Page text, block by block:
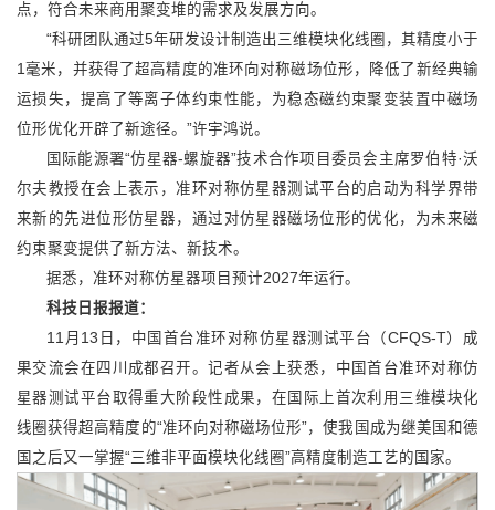
点，符合未来商用聚变堆的需求及发展方向。
“科研团队通过5年研发设计制造出三维模块化线圈，其精度小于
1毫米，并获得了超高精度的准环向对称磁场位形，降低了新经典输
运损失，提高了等离子体约束性能，为稳态磁约束聚变装置中磁场
位形优化开辟了新途径。”许宇鸿说。
国际能源署“仿星器-螺旋器”技术合作项目委员会主席罗伯特·沃
尔夫教授在会上表示，准环对称仿星器测试平台的启动为科学界带
来新的先进位形仿星器，通过对仿星器磁场位形的优化，为未来磁
约束聚变提供了新方法、新技术。
据悉，准环对称仿星器项目预计2027年运行。
科技日报报道：
11月13日，中国首台准环对称仿星器测试平台（CFQS-T）成
果交流会在四川成都召开。记者从会上获悉，中国首台准环对称仿
星器测试平台取得重大阶段性成果，在国际上首次利用三维模块化
线圈获得超高精度的“准环向对称磁场位形”，使我国成为继美国和德
国之后又一掌握“三维非平面模块化线圈”高精度制造工艺的国家。